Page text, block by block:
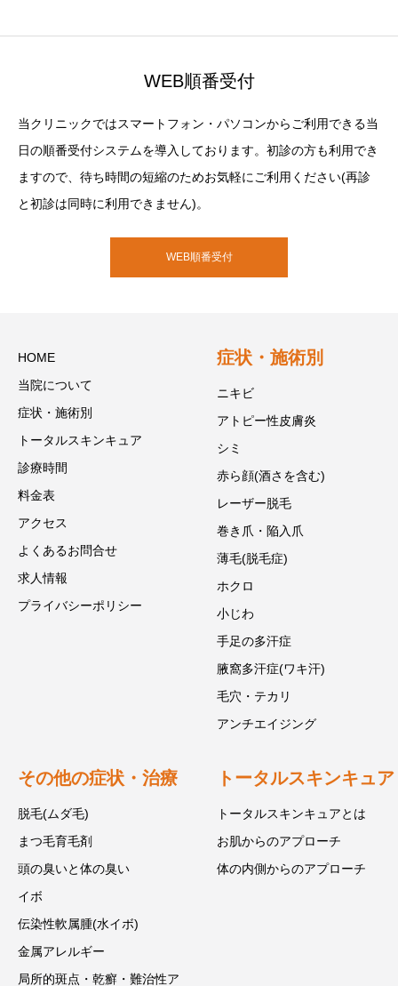
WEB順番受付
当クリニックではスマートフォン・パソコンからご利用できる当
日の順番受付システムを導入しております。初診の方も利用でき
ますので、待ち時間の短縮のためお気軽にご利用ください(再診
と初診は同時に利用できません)。
WEB順番受付
HOME
当院について
症状・施術別
トータルスキンキュア
診療時間
料金表
アクセス
よくあるお問合せ
求人情報
プライバシーポリシー
症状・施術別
ニキビ
アトピー性皮膚炎
シミ
赤ら顔(酒さを含む)
レーザー脱毛
巻き爪・陥入爪
薄毛(脱毛症)
ホクロ
小じわ
手足の多汗症
腋窩多汗症(ワキ汗)
毛穴・テカリ
アンチエイジング
その他の症状・治療
脱毛(ムダ毛)
まつ毛育毛剤
頭の臭いと体の臭い
イボ
伝染性軟属腫(水イボ)
金属アレルギー
局所的斑点・乾癬・難治性ア
トータルスキンキュア
トータルスキンキュアとは
お肌からのアプローチ
体の内側からのアプローチ